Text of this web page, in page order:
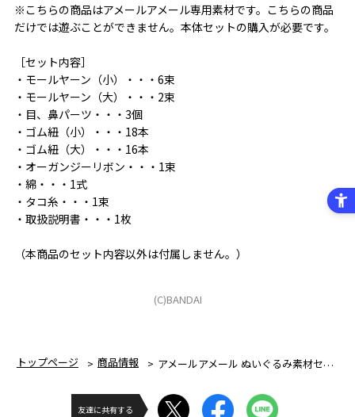
※こちらの商品はアメールアメール専用素材です。こちらの商品
だけでは遊ぶことができません。本体セットの購入が必要です。
［セット内容］
・モールヤーン（小）・・・6束
・モールヤーン（大）・・・2束
・目、鼻パーツ・・・3個
・ゴム紐（小）・・・18本
・ゴム紐（大）・・・16本
・オーガンジーリボン・・・1束
・綿・・・1式
・タコ糸・・・1束
・取扱説明書・・・1枚
（本商品のセット内容以外は付属しません。）
(C)BANDAI
トップページ 商品情報 アメールアメール ぬいぐるみ素材セット
友達に共有する